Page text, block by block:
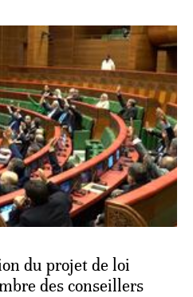
du projet de loi
des conseillers